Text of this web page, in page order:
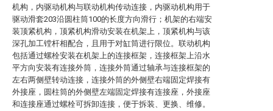
机构，内驱动机构与联动机构传动连接，内驱动机构用于
驱动滑套203沿圆柱筒100的长度方向滑行；机架的右端安
装顶紧机构，顶紧机构滑动安装在机架上，顶紧机构与该
深孔加工镗杆相配合，且用于对缸筒进行限位。联动机构
包括通过螺栓安装在机架上的连接框架，连接框架上沿水
平方向安装有连接外筒，连接外筒通过轴承与连接框架的
左右两侧壁转动连接，连接外筒的外侧壁右端固定焊接有
外接座，圆柱筒的外侧壁左端固定焊接有连接座，外接座
和连接座通过螺栓可拆卸连接，便于拆装、更换、维修。